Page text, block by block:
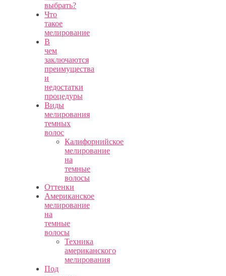
выбрать?
Что
такое
мелирование
В
чем
заключаются
преимущества
и
недостатки
процедуры
Виды
мелирования
темных
волос
Калифорнийское
мелирование
на
темные
волосы
Оттенки
Американское
мелирование
на
темные
волосы
Техника
американского
мелирования
Под